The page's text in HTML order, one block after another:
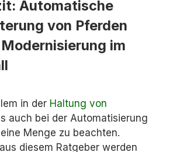
Automatische
von Pferden
im
in der Haltung von
auch bei der Automatisierung
Menge zu beachten.
diesem Ratgeber werden